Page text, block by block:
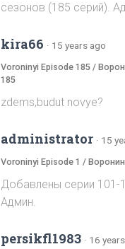
сезонов (185 серий).
kira66 · 15 years ago
Voroninyi Episode 185 /
185
zdems,budut novye?
administrator · 15
Voroninyi Episode 1 /
Добавлены серии 101-
Админ.
persikfl1983 · 16